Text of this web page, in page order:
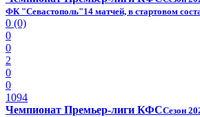
ФК "Севастополь"14 матчей, в стартовом
0 (0)
0
0
2
0
0
1094
Чемпионат Премьер-лиги КФССезон